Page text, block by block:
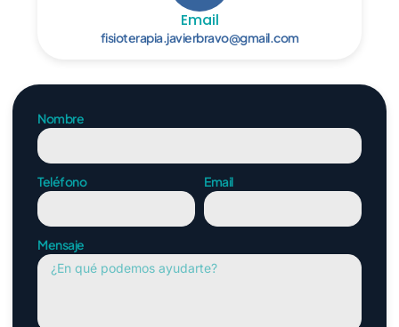
Email
fisioterapia.javierbravo@gmail.com
Nombre
Teléfono Email
Mensaje